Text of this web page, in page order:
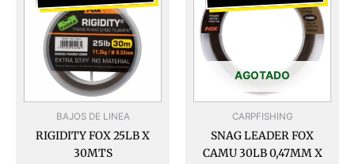
BAJOS DE LINEA
RIGIDITY FOX 25LB X
30MTS
original
era:
€8,78.
actual
€7,90.
AGOTADO
CARPFISHING
SNAG LEADER FOX
CAMU 30LB 0,47MM X
original
€13,99.
es: